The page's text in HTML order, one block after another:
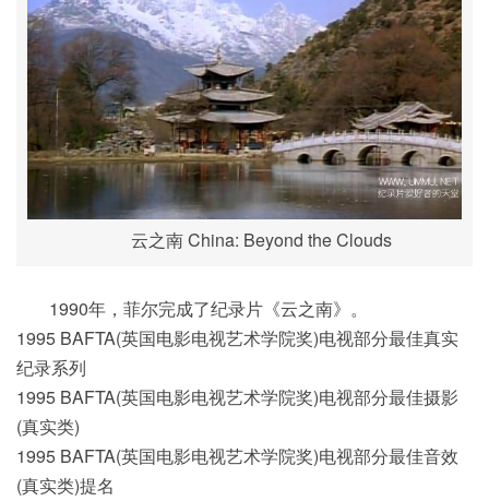
云之南 China: Beyond the Clouds
1990年，菲尔完成了纪录片《云之南》。
1995 BAFTA(英国电影电视艺术学院奖)电视部分最佳真实
纪录系列
1995 BAFTA(英国电影电视艺术学院奖)电视部分最佳摄影
(真实类)
1995 BAFTA(英国电影电视艺术学院奖)电视部分最佳音效
(真实类)提名